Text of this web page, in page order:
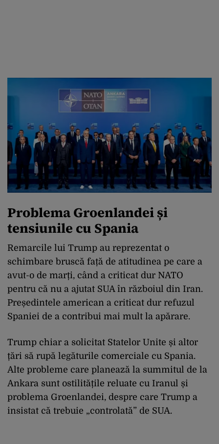
Problema Groenlandei și
tensiunile cu Spania
Remarcile lui Trump au reprezentat o
schimbare bruscă față de atitudinea pe care a
avut-o de marți, când a criticat dur NATO
pentru că nu a ajutat SUA în războiul din Iran.
Președintele american a criticat dur refuzul
Spaniei de a contribui mai mult la apărare.
Trump chiar a solicitat Statelor Unite și altor
țări să rupă legăturile comerciale cu Spania.
Alte probleme care planează la summitul de la
Ankara sunt ostilitățile reluate cu Iranul și
problema Groenlandei, despre care Trump a
insistat că trebuie „controlată” de SUA.